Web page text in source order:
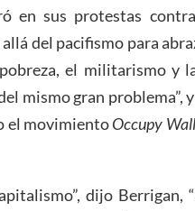
en sus protestas
del pacifismo para
el militarismo y
mismo gran problema”,
el movimientoOccupy
dijo Berrigan,